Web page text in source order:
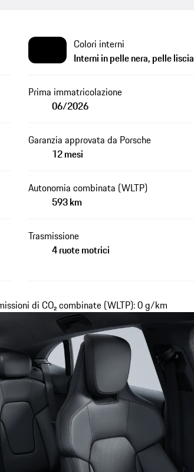
Colori interni
Interni in pelle nera, pelle liscia
Prima immatricolazione
06/2026
Garanzia approvata da Porsche
12 mesi
Autonomia combinata (WLTP)
593 km
Trasmissione
4 ruote motrici
di CO₂ combinate (WLTP): 0 g/km